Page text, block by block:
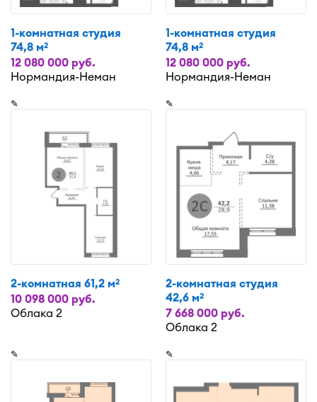
1-комнатная студия
74,8 м2
12 080 000 руб.
Нормандия-Неман
1-комнатная студия
74,8 м2
12 080 000 руб.
Нормандия-Неман
✎
2-комнатная 61,2 м2
10 098 000 руб.
Облака 2
✎
2-комнатная студия
42,6 м2
7 668 000 руб.
Облака 2
✎ ✎